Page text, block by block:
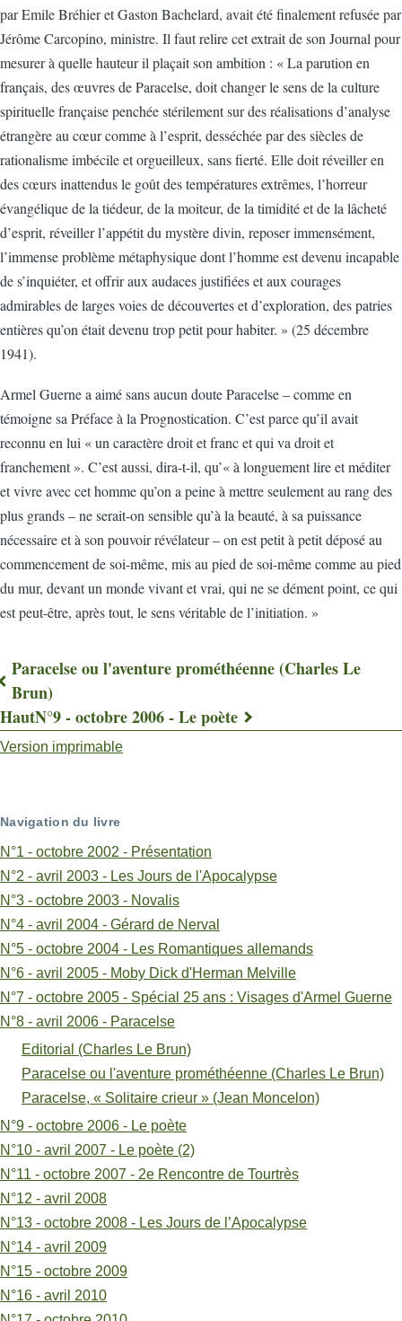
par Emile Bréhier et Gaston Bachelard, avait été finalement refusée par
Jérôme Carcopino, ministre. Il faut relire cet extrait de son Journal pour
mesurer à quelle hauteur il plaçait son ambition : « La parution en
français, des œuvres de Paracelse, doit changer le sens de la culture
spirituelle française penchée stérilement sur des réalisations d’analyse
étrangère au cœur comme à l’esprit, desséchée par des siècles de
rationalisme imbécile et orgueilleux, sans fierté. Elle doit réveiller en
des cœurs inattendus le goût des températures extrêmes, l’horreur
évangélique de la tiédeur, de la moiteur, de la timidité et de la lâcheté
d’esprit, réveiller l’appétit du mystère divin, reposer immensément,
l’immense problème métaphysique dont l’homme est devenu incapable
de s’inquiéter, et offrir aux audaces justifiées et aux courages
admirables de larges voies de découvertes et d’exploration, des patries
entières qu’on était devenu trop petit pour habiter. » (25 décembre
1941).
Armel Guerne a aimé sans aucun doute Paracelse – comme en
témoigne sa Préface à la Prognostication. C’est parce qu’il avait
reconnu en lui « un caractère droit et franc et qui va droit et
franchement ». C’est aussi, dira-t-il, qu’« à longuement lire et méditer
et vivre avec cet homme qu’on a peine à mettre seulement au rang des
plus grands – ne serait-on sensible qu’à la beauté, à sa puissance
nécessaire et à son pouvoir révélateur – on est petit à petit déposé au
commencement de soi-même, mis au pied de soi-même comme au pied
du mur, devant un monde vivant et vrai, qui ne se dément point, ce qui
est peut-être, après tout, le sens véritable de l’initiation. »
Liens
transversaux
de
pour
Paracelse,
«
Solitaire
crieur
»
(Jean
Moncelon)
Paracelse ou l'aventure prométhéenne (Charles Le
Brun)
HautN°9 - octobre 2006 - Le poète
Version imprimable
Navigation du livre
N°1 - octobre 2002 - Présentation
N°2 - avril 2003 - Les Jours de l'Apocalypse
N°3 - octobre 2003 - Novalis
N°4 - avril 2004 - Gérard de Nerval
N°5 - octobre 2004 - Les Romantiques allemands
N°6 - avril 2005 - Moby Dick d'Herman Melville
N°7 - octobre 2005 - Spécial 25 ans : Visages d'Armel Guerne
N°8 - avril 2006 - Paracelse
Editorial (Charles Le Brun)
Paracelse ou l'aventure prométhéenne (Charles Le Brun)
Paracelse, « Solitaire crieur » (Jean Moncelon)
N°9 - octobre 2006 - Le poète
N°10 - avril 2007 - Le poète (2)
N°11 - octobre 2007 - 2e Rencontre de Tourtrès
N°12 - avril 2008
N°13 - octobre 2008 - Les Jours de l’Apocalypse
N°14 - avril 2009
N°15 - octobre 2009
N°16 - avril 2010